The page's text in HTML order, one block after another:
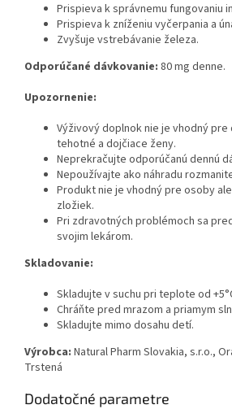
Prispieva k správnemu fungovaniu
Prispieva k zníženiu vyčerpania a
Zvyšuje vstrebávanie železa.
Odporúčané dávkovanie: 80 mg denne.
Upozornenie:
Výživový doplnok nie je vhodný
tehotné a dojčiace ženy.
Neprekračujte odporúčanú dennú
Nepoužívajte ako náhradu
Produkt nie je vhodný pre osoby
zložiek.
Pri zdravotných problémoch sa
svojim lekárom.
Skladovanie:
Skladujte v suchu pri teplote od
Chráňte pred mrazom a priamym
Skladujte mimo dosahu detí.
Výrobca: Natural Pharm Slovakia, s.r.o.,
Trstená
Dodatočné parametre